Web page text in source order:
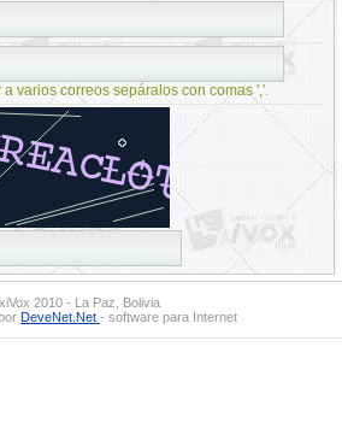
a varios correos sepáralos con comas ','.
2010 - La Paz, Bolivia
DeveNet.Net - software para Internet